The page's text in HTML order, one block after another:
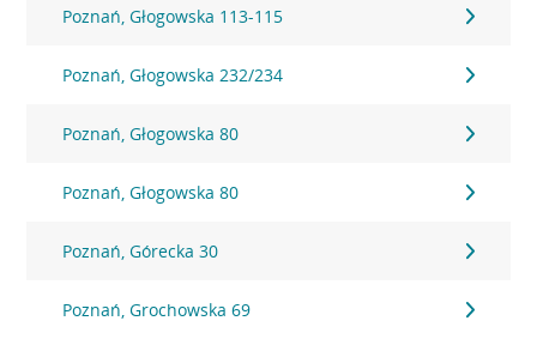
Poznań, Głogowska 113-115
Poznań, Głogowska 232/234
Poznań, Głogowska 80
Poznań, Głogowska 80
Poznań, Górecka 30
Poznań, Grochowska 69